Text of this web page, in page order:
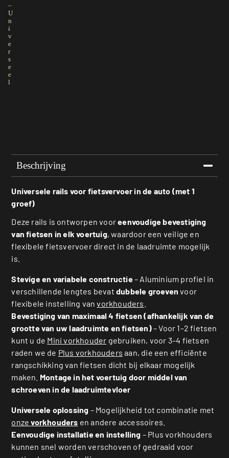
–
U
n
i
v
e
r
s
e
e
l
Beschrijving
Universele rails voor fietsvervoer in de auto (met 1
groef)
Deze rails is ontworpen vooreenvoudige bevestiging
van fietsen in elk voertuig, waardoor een veilige en
flexibele fietsvervoer direct in de laadruimte mogelijk
is.
Stevige en variabele constructie– Aluminium profiel in
verschillende lengtes bevat dubbele groeven voor
flexibele instelling vanvorkhouders
Bevestiging van maximaal 4 fietsen (afhankelijk van de
grootte van uw laadruimte en fietsen)– Voor 1–2 fietsen
kunt u de Mini vorkhouder gebruiken, voor 3–4 fietsen
raden we de Plus vorkhouders aan, die een efficiënte
rangschikking van fietsen dicht bij elkaar mogelijk
maken. Montage in het voertuig door middel van
schroeven in de laadruimtevloer
Universele oplossing – Mogelijkheid tot combinatie met
onzevorkhouders en andere accessoires.
Eenvoudige installatie en instelling – Plus vorkhouders
kunnen snel worden verschoven of gedraaid voor